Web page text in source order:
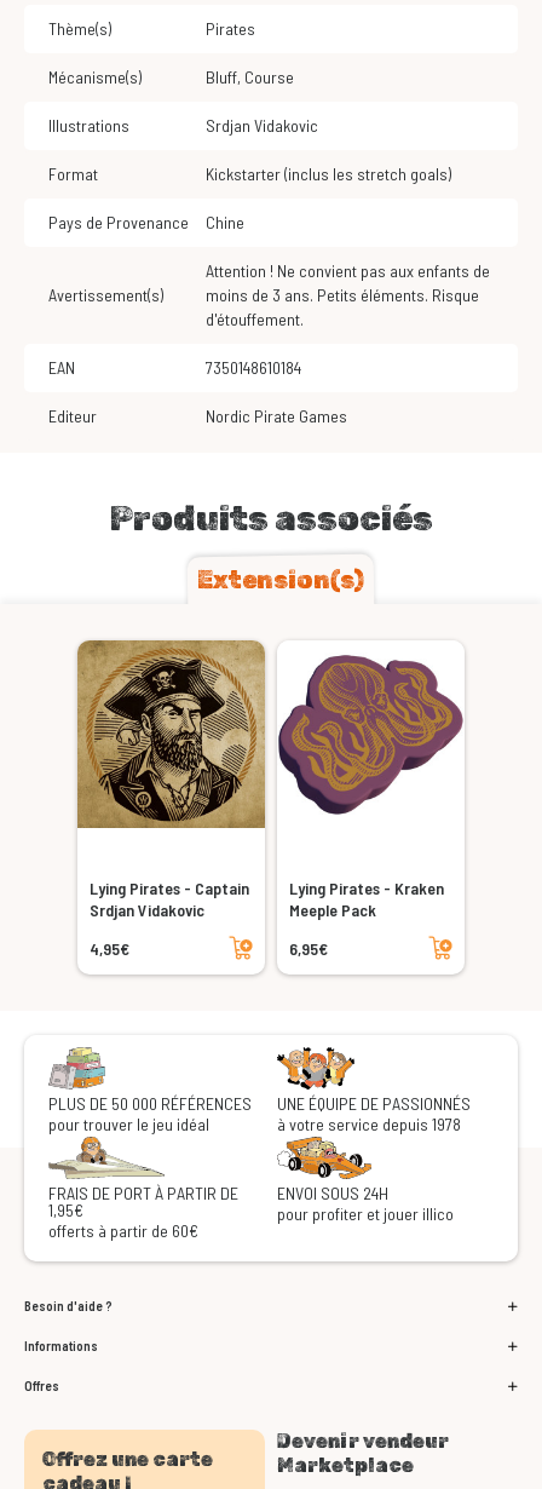
Thème(s) Pirates
Mécanisme(s) Bluff, Course
Illustrations Srdjan Vidakovic
Format Kickstarter (inclus les stretch goals)
Pays de Provenance Chine
Avertissement(s)
Attention ! Ne convient pas aux enfants de
moins de 3 ans. Petits éléments. Risque
d'étouffement.
EAN 7350148610184
Editeur Nordic Pirate Games
Produits associés
Extension(s)
Lying Pirates - Captain
Srdjan Vidakovic
4,95€
Ajouter au panier
Lying Pirates - Kraken
Meeple Pack
6,95€
Ajouter au panier
PLUS DE 50 000 RÉFÉRENCES
pour trouver le jeu idéal
UNE ÉQUIPE DE PASSIONNÉS
à votre service depuis 1978
FRAIS DE PORT À PARTIR DE
1,95€
offerts à partir de 60€
ENVOI SOUS 24H
pour profiter et jouer illico
Besoin d'aide ?
Informations
Offres
Offrez une carte
cadeau !
Devenir vendeur
Marketplace